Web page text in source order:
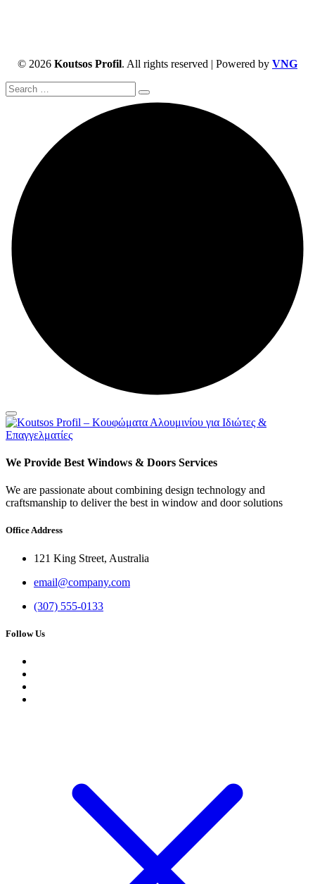
© 2026 Koutsos Profil. All rights reserved | Powered by VNG
We Provide Best Windows & Doors Services
We are passionate about combining design technology and
craftsmanship to deliver the best in window and door solutions
Office Address
121 King Street, Australia
email@company.com
(307) 555-0133
Follow Us